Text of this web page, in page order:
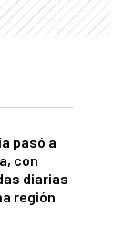
pasó a
con
diarias
región